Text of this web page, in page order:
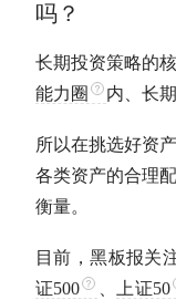
吗？
长期投资策略的
能力圈
内、长
所以在挑选好资
各类资产的合理
衡量。
目前，黑板报关
证500
上证50